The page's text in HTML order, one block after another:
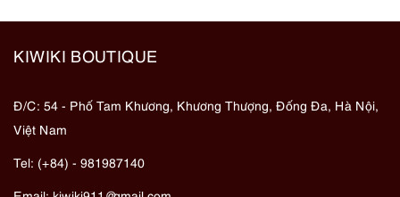
KIWIKI BOUTIQUE
Đ/C: 54 - Phố Tam Khương, Khương Thượng, Đống Đa, Hà Nội,
Việt Nam
Tel: (+84) - 981987140